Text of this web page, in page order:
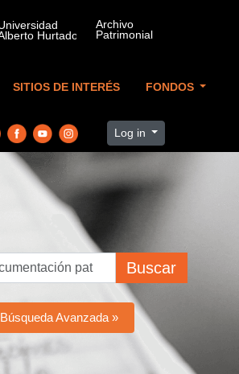
SITIOS DE INTERÉS FONDOS
Log in
Buscar
Búsqueda Avanzada »